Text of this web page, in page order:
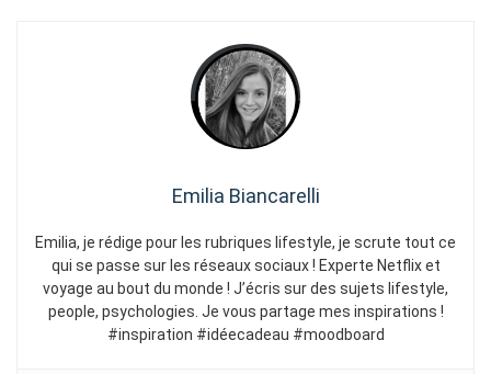
Emilia Biancarelli
Emilia, je rédige pour les rubriques lifestyle, je scrute tout ce
qui se passe sur les réseaux sociaux ! Experte Netflix et
voyage au bout du monde ! J’écris sur des sujets lifestyle,
people, psychologies. Je vous partage mes inspirations !
#inspiration #idéecadeau #moodboard